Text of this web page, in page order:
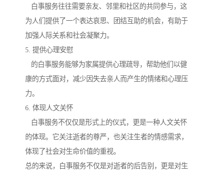
白事服务往往需要亲友、邻里和社区的共同参与，这
为人们提供了一个表达哀思、团结互助的机会，有助于
加强人际关系和社会凝聚力。
5. 提供心理安慰
的白事服务能够为家属提供心理疏导，帮助他们以健
康的方式面对，减少因失去亲人而产生的情绪和心理压
力。
6. 体现人文关怀
白事服务不仅仅是形式上的仪式，更是一种人文关怀
的体现。它关注逝者的尊严，也关注生者的情感需求，
体现了社会对生命价值的重视。
总的来说，白事服务不仅是对逝者的后告别，更是对生